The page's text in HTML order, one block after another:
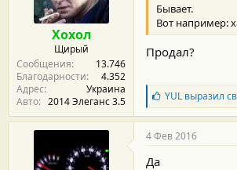
Хохол
Щирый
Сообщения
13.746
Благодарности
4.352
Адрес
Украина
Авто
2014 Элеганс 3.5
Бывает.
Вот например:
Продал?
Б
л
а
г
о
YULвыразил
4 Фев 2016
Да